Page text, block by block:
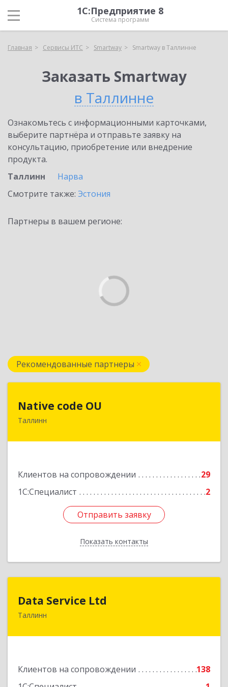
1С:Предприятие 8
Система программ
Главная Сервисы ИТС Smartway Smartway в Таллинне
Заказать Smartway
в Таллинне
Ознакомьтесь с информационными карточками,
выберите партнёра и отправьте заявку на
консультацию, приобретение или внедрение
продукта.
Таллинн
Нарва
Смотрите также: Эстония
Партнеры в вашем регионе:
Рекомендованные партнеры
Native code OU
Таллинн
Клиентов на сопровождении
29
1С:Специалист
2
Отправить заявку
Показать контакты
Отправить заявку
Назад
Data Service Ltd
Таллинн
Клиентов на сопровождении
138